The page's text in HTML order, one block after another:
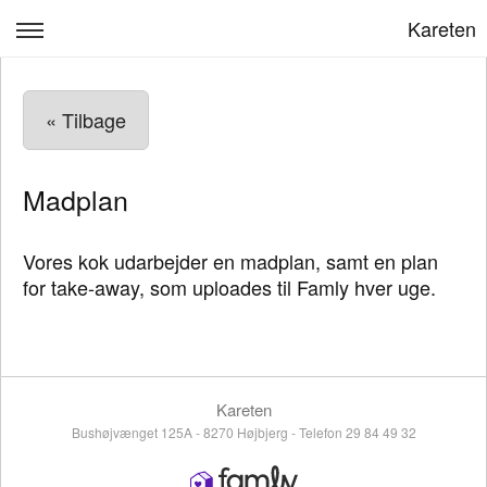
Kareten
Velkommen
Personale
Kost og måltider
« Tilbage
Madplan
Vores kok udarbejder en madplan, samt en plan
for take-away, som uploades til Famly hver uge.
Kareten
Bushøjvænget 125A - 8270 Højbjerg - Telefon 29 84 49 32